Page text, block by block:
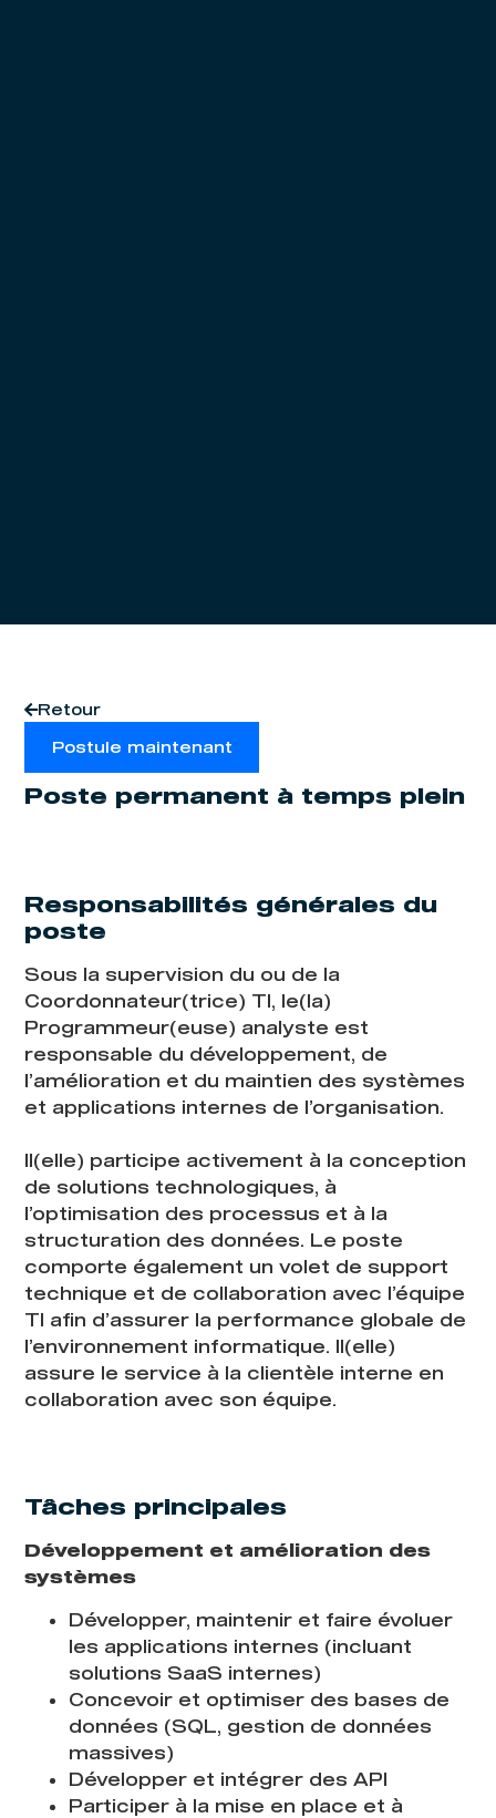
Retour
Postule maintenant
Poste permanent à temps plein
Responsabilités générales du
poste
Sous la supervision du ou de la
Coordonnateur(trice) TI, le(la)
Programmeur(euse) analyste est
responsable du développement, de
l’amélioration et du maintien des systèmes
et applications internes de l’organisation.
Il(elle) participe activement à la conception
de solutions technologiques, à
l’optimisation des processus et à la
structuration des données. Le poste
comporte également un volet de support
technique et de collaboration avec l’équipe
TI afin d’assurer la performance globale de
l’environnement informatique. Il(elle)
assure le service à la clientèle interne en
collaboration avec son équipe.
Tâches principales
Développement et amélioration des
systèmes
Développer, maintenir et faire évoluer
les applications internes (incluant
solutions SaaS internes)
Concevoir et optimiser des bases de
données (SQL, gestion de données
massives)
Développer et intégrer des API
Participer à la mise en place et à